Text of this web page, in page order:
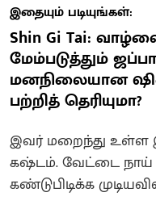
இதையும் படியுங்கள்:
Shin Gi Tai:
மேம்படுத்தும்
மனநிலையான
பற்றித் தெரியுமா?
இவர் மறைந்து உள்ள
கஷ்டம். வேட்டை நாய்
கண்டுபிடிக்க